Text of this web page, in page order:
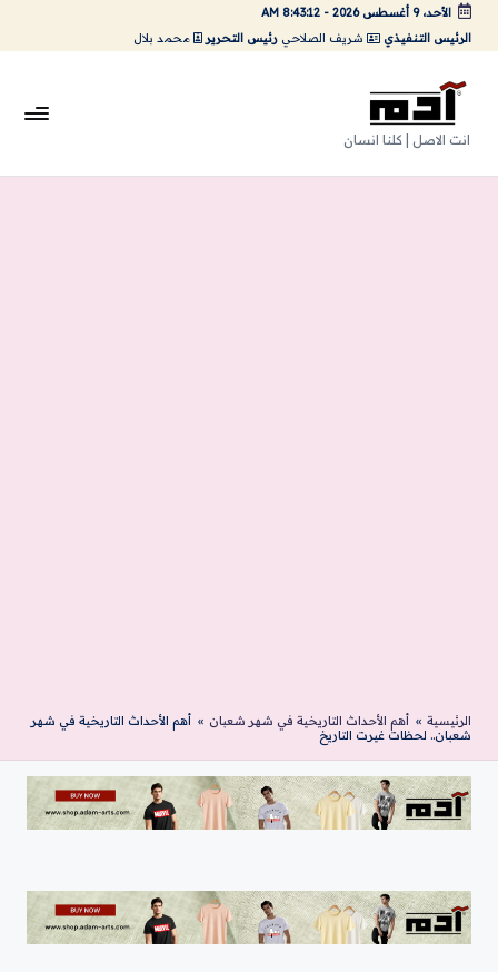
التجاوز
الأحد، 9 أغسطس 2026 -
8:43:13 AM
الرئيس التنفيذي
شريف الصلاحي رئيس التحرير محمد بلال
A
da
انت الاصل | كلنا انسان
الرئيسية » أهم الأحداث التاريخية في شهر شعبان » أهم الأحداث التاريخية في شهر
شعبان.. لحظات غيرت التاريخ